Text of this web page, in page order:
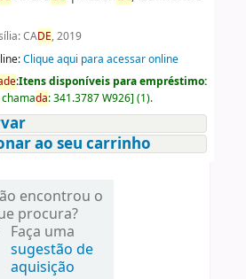
CADE, 2019
Clique aqui para acessar online
de:Itens disponíveis para empréstimo:
da:341.3787 W926] (1).
ao seu carrinho
encontrou o
procura?
Faça uma
sugestão de
aquisição